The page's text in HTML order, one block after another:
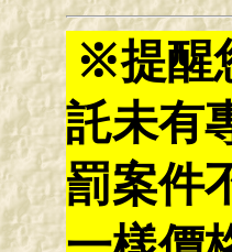
※提醒
託未有
罰案件